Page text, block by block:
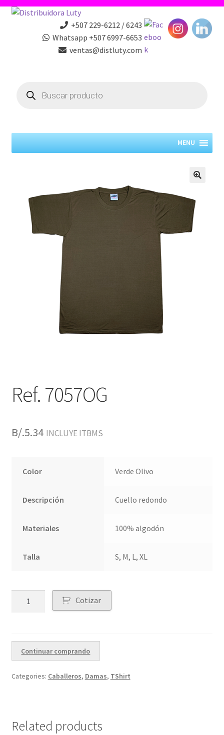
+507 229-6212 / 6243
Whatsapp +507 6997-6653
ventas@distluty.com
search
MENU
Ref. 7057OG
B/.5.34 INCLUYE ITBMS
Color Verde Olivo
Descripción Cuello redondo
Materiales 100% algodón
Talla S, M, L, XL
Cotizar
Continuar comprando
Categories: Caballeros, Damas, TShirt
Related products